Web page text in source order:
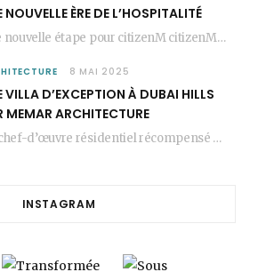
NOUVELLE ÈRE DE L’HOSPITALITÉ
Une nouvelle étape pour citizenM citizenM racheté par Marriott, c’est une annonce qui marque un…
8 MAI 2025
VILLA D’EXCEPTION À DUBAI HILLS
MEMAR ARCHITECTURE
Un chef-d’œuvre résidentiel récompensé MEMAR Architecture, agence renommée basée à Dubaï, présente aujourd’hui sa dernière…
INSTAGRAM